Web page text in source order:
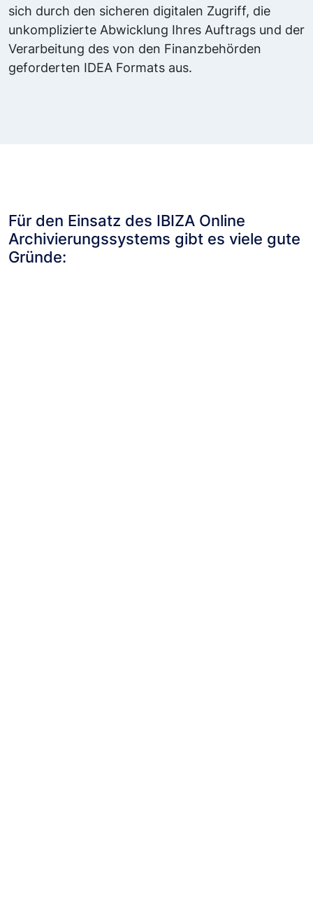
sich durch den sicheren digitalen Zugriff, die
unkomplizierte Abwicklung Ihres Auftrags und der
Verarbeitung des von den Finanzbehörden
geforderten IDEA Formats aus.
Für den Einsatz des IBIZA Online
Archivierungssystems gibt es viele gute
Gründe: